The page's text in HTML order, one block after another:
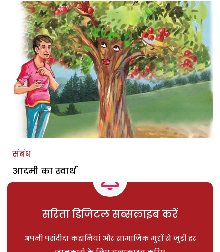
संबंध
आदमी का स्वार्थ
सरिता डिजिटल सब्सक्राइब करें
अपनी पसंदीदा कहानियां और सामाजिक मुद्दों से जुड़ी हर